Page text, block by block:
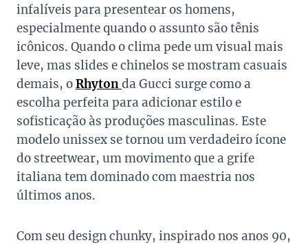
infalíveis para presentear os homens,
especialmente quando o assunto são tênis
icônicos. Quando o clima pede um visual mais
leve, mas slides e chinelos se mostram casuais
demais, oRhytonda Gucci surge como a
escolha perfeita para adicionar estilo e
sofisticação às produções masculinas. Este
modelo unissex se tornou um verdadeiro ícone
do streetwear, um movimento que a grife
italiana tem dominado com maestria nos
últimos anos.
Com seu design chunky, inspirado nos anos 90,